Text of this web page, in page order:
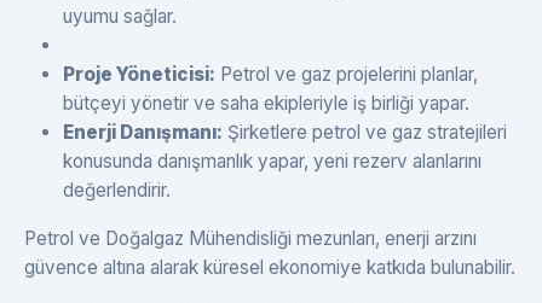
uyumu sağlar.
Proje Yöneticisi: Petrol ve gaz projelerini planlar,
bütçeyi yönetir ve saha ekipleriyle iş birliği yapar.
Enerji Danışmanı: Şirketlere petrol ve gaz stratejileri
konusunda danışmanlık yapar, yeni rezerv alanlarını
değerlendirir.
Petrol ve Doğalgaz Mühendisliği mezunları, enerji arzını
güvence altına alarak küresel ekonomiye katkıda bulunabilir.